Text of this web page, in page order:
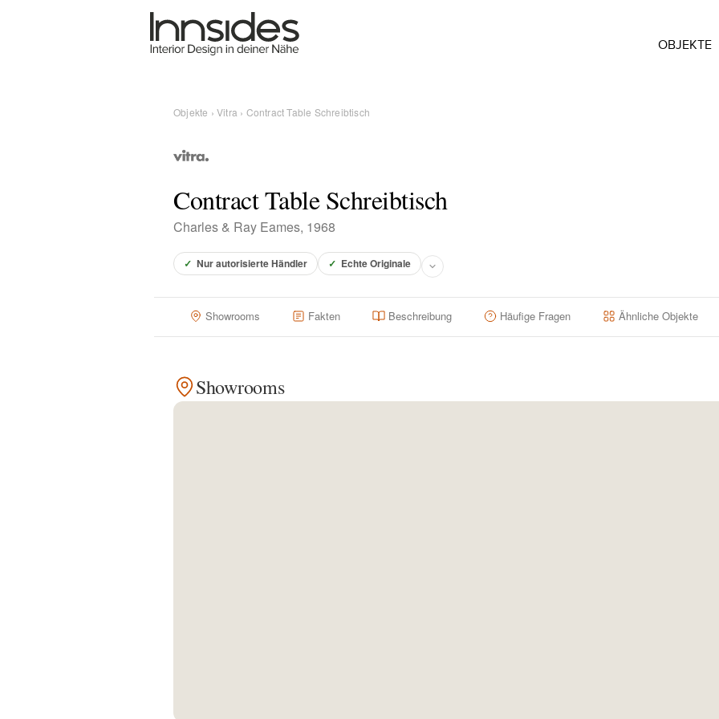
OBJEKTE
Objekte ›Vitra › Contract Table Schreibtisch
Contract Table Schreibtisch
Charles & Ray Eames, 1968
✓ Nur autorisierte Händler ✓ Echte Originale
Showrooms Fakten Beschreibung Häufige Fragen Ähnliche Objekte
Showrooms